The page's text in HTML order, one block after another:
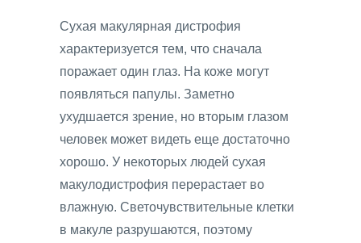
Сухая макулярная дистрофия
характеризуется тем, что сначала
поражает один глаз. На коже могут
появляться папулы. Заметно
ухудшается зрение, но вторым глазом
человек может видеть еще достаточно
хорошо. У некоторых людей сухая
макулодистрофия перерастает во
влажную. Светочувствительные клетки
в макуле разрушаются, поэтому